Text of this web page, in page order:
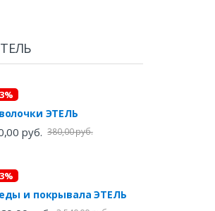
Наволочки ЭТЕЛЬ
руб. 380,00 руб.
Пледы и покрывала ЭТЕЛЬ